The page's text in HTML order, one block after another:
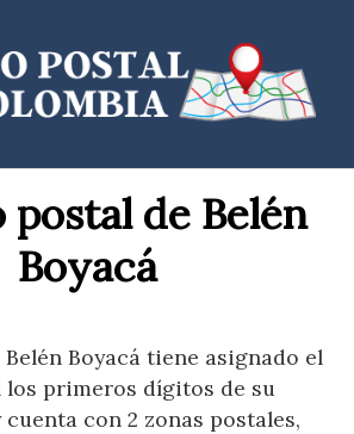
postal de Belén
Boyacá
Boyacá tiene asignado el
los primeros dígitos de su
con 2 zonas postales,